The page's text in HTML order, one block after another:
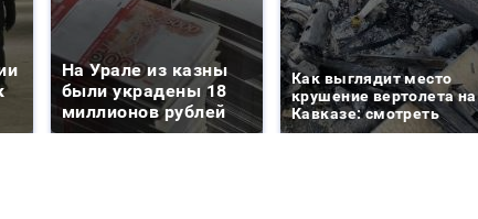
На Урале из казны
были украдены 18
миллионов рублей
Как выглядит место
крушение вертолета на
Кавказе: смотреть